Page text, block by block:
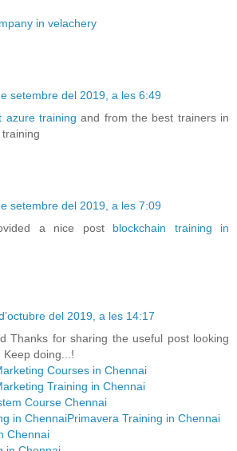
in velachery
setembre del 2019, a les 6:49
azure training and from the best trainers in
setembre del 2019, a les 7:09
a nice post blockchain training in
del 2019, a les 14:17
Thanks for sharing the useful post looking
Keep doing...!
Courses in Chennai
Training in Chennai
Course Chennai
in ChennaiPrimavera Training in Chennai
Chennai